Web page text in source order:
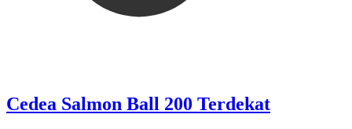
Cedea Salmon Ball 200 Terdekat